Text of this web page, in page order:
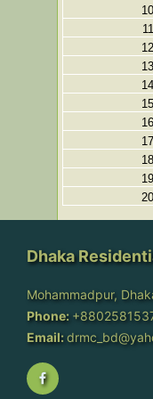
10.
11.
12.
13.
14.
15.
16.
17.
18.
19.
20.
Dhaka
Mohammadpur,
Phone:
Email: